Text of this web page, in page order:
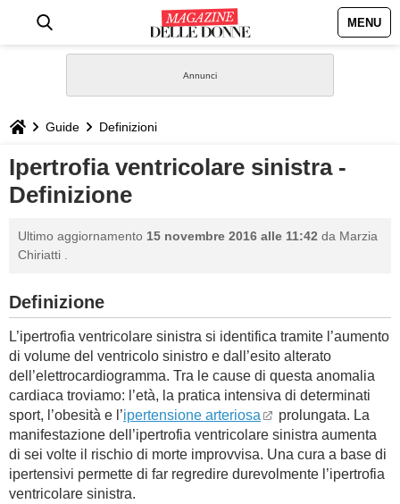
MENU
STILE
BIOGRAFIE
DEFINIZIONI
GASTRONOMIA
CAPELLI
SESSO
BAMBINO
DIETA
Guide Definizioni
Ipertrofia ventricolare sinistra -
Definizione
Ultimo aggiornamento 15 novembre 2016 alle 11:42 da Marzia
Chiriatti
Definizione
L’ipertrofia ventricolare sinistra si identifica tramite l’aumento
di volume del ventricolo sinistro e dall’esito alterato
dell’elettrocardiogramma. Tra le cause di questa anomalia
cardiaca troviamo: l’età, la pratica intensiva di determinati
sport, l’obesità e l’ipertensione arteriosa
prolungata. La
manifestazione dell’ipertrofia ventricolare sinistra aumenta
di sei volte il rischio di morte improvvisa. Una cura a base di
ipertensivi permette di far regredire durevolmente l’ipertrofia
ventricolare sinistra.